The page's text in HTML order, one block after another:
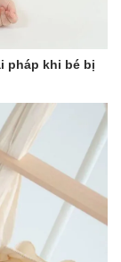
pháp khi bé bị